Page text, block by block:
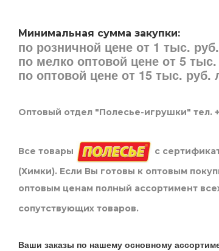
Минимальная сумма закупки:
по розничной цене от 1 тыс. руб.
по мелко оптовой цене от 5
по оптовой цене от 15 тыс.
Оптовый отдел "Полесье-игрушки" тел.
Все товары
с
(Химки). Если Вы готовы к оптовым
оптовым ценам полный ассортимент
сопутствующих товаров.
Ваши заказы по нашему основному